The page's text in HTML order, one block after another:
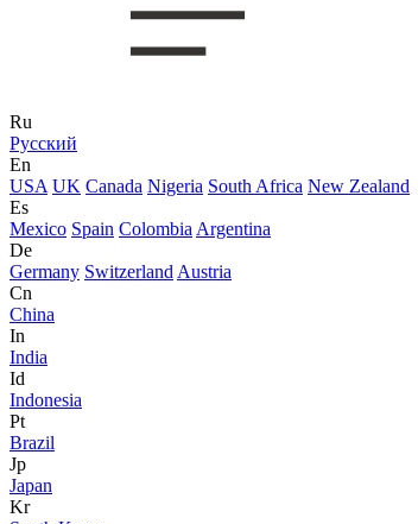
Ru
Русский
En
USA UK Canada Nigeria South Africa New Zealand
Es
Mexico Spain Colombia Argentina
De
Germany Switzerland Austria
Cn
China
In
India
Id
Indonesia
Pt
Brazil
Jp
Japan
Kr